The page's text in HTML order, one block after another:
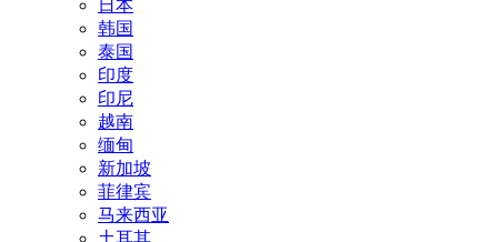
日本
韩国
泰国
印度
印尼
越南
缅甸
新加坡
菲律宾
马来西亚
土耳其